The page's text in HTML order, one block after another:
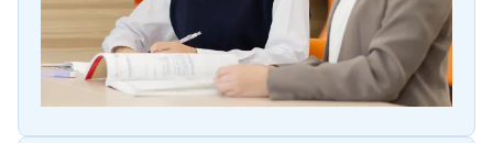
英語（教科書：東京書籍）
北部中は、まず教科書内容の単語・文法は確実に押さえた
上で、英作まで出来るようにしておく必要があります。トラ
イでは、学校の使用教材に準拠したワークを使用し、何度
も解いていただくことができます。